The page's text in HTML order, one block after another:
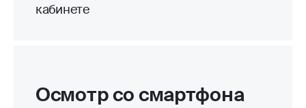
кабинете
Осмотр со смартфона